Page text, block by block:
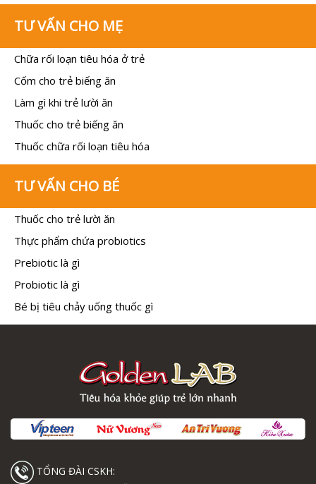
TƯ VẤN CHO MẸ
Chữa rối loạn tiêu hóa ở trẻ
Cốm cho trẻ biếng ăn
Làm gì khi trẻ lười ăn
Thuốc cho trẻ biếng ăn
Thuốc chữa rối loạn tiêu hóa
TƯ VẤN CHO BÉ
Thuốc cho trẻ lười ăn
Thực phẩm chứa probiotics
Prebiotic là gì
Probiotic là gì
Bé bị tiêu chảy uống thuốc gì
TỔNG ĐÀI CSKH: